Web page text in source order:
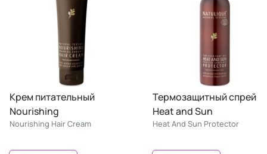
Крем питательный
Nourishing
Nourishing Hair Cream
Термозащитный спрей
Heat and Sun
Heat And Sun Protector